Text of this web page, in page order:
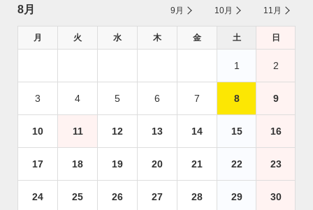
8月 9月 10月 11月
月 火 水 木 金 土 日
1 2
3 4 5 6 7 8 9
10 11 12 13 14 15 16
17 18 19 20 21 22 23
24 25 26 27 28 29 30